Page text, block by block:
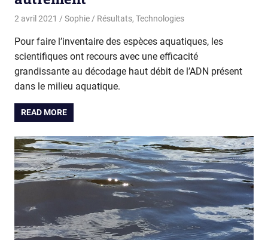
2 avril 2021 Sophie Résultats, Technologies
Pour faire l’inventaire des espèces aquatiques, les
scientifiques ont recours avec une efficacité
grandissante au décodage haut débit de l’ADN présent
dans le milieu aquatique.
READ MORE